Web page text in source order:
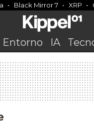
Black Mirror 7 XRP
Entorno IA